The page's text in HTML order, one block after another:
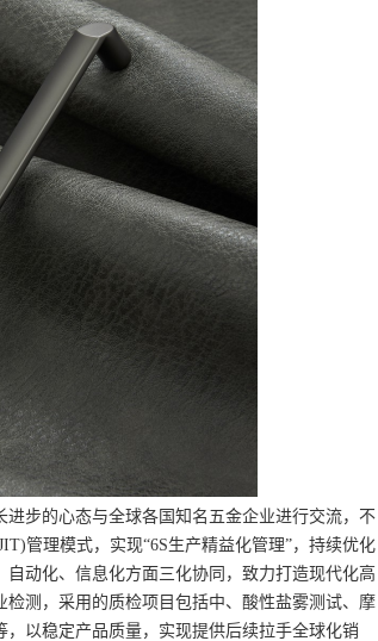
步的心态与全球各国知名五金企业进行交流，不
管理模式，实现“6S生产精益化管理”，持续优化
动化、信息化方面三化协同，致力打造现代化高
测，采用的质检项目包括中、酸性盐雾测试、摩
以稳定产品质量，实现提供后续拉手全球化销